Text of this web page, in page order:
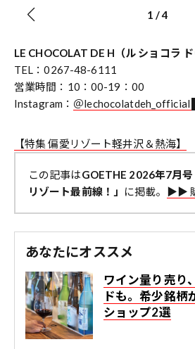
1 /4
LE CHOCOLAT DE H（ル ショコラ ド
TEL：0267-48-6111
営業時間：10：00-19：00
Instagram： ＠lechocolatdeh_official
【特集 偏愛リゾート軽井沢＆熱海】
この記事はGOETHE 2026年7月
リゾート最前線！」
に掲載。 ▶︎▶︎
あなたにオススメ
ワイン量り売り
ドも。希少銘柄
ショップ2選